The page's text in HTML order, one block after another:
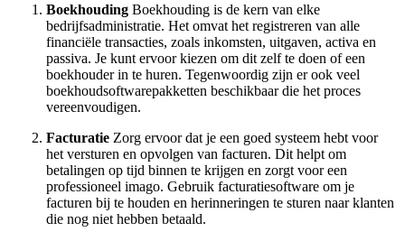
Boekhouding Boekhouding is de kern van elke
bedrijfsadministratie. Het omvat het registreren van alle
financiële transacties, zoals inkomsten, uitgaven, activa en
passiva. Je kunt ervoor kiezen om dit zelf te doen of een
boekhouder in te huren. Tegenwoordig zijn er ook veel
boekhoudsoftwarepakketten beschikbaar die het proces
vereenvoudigen.
Facturatie Zorg ervoor dat je een goed systeem hebt voor
het versturen en opvolgen van facturen. Dit helpt om
betalingen op tijd binnen te krijgen en zorgt voor een
professioneel imago. Gebruik facturatiesoftware om je
facturen bij te houden en herinneringen te sturen naar klanten
die nog niet hebben betaald.